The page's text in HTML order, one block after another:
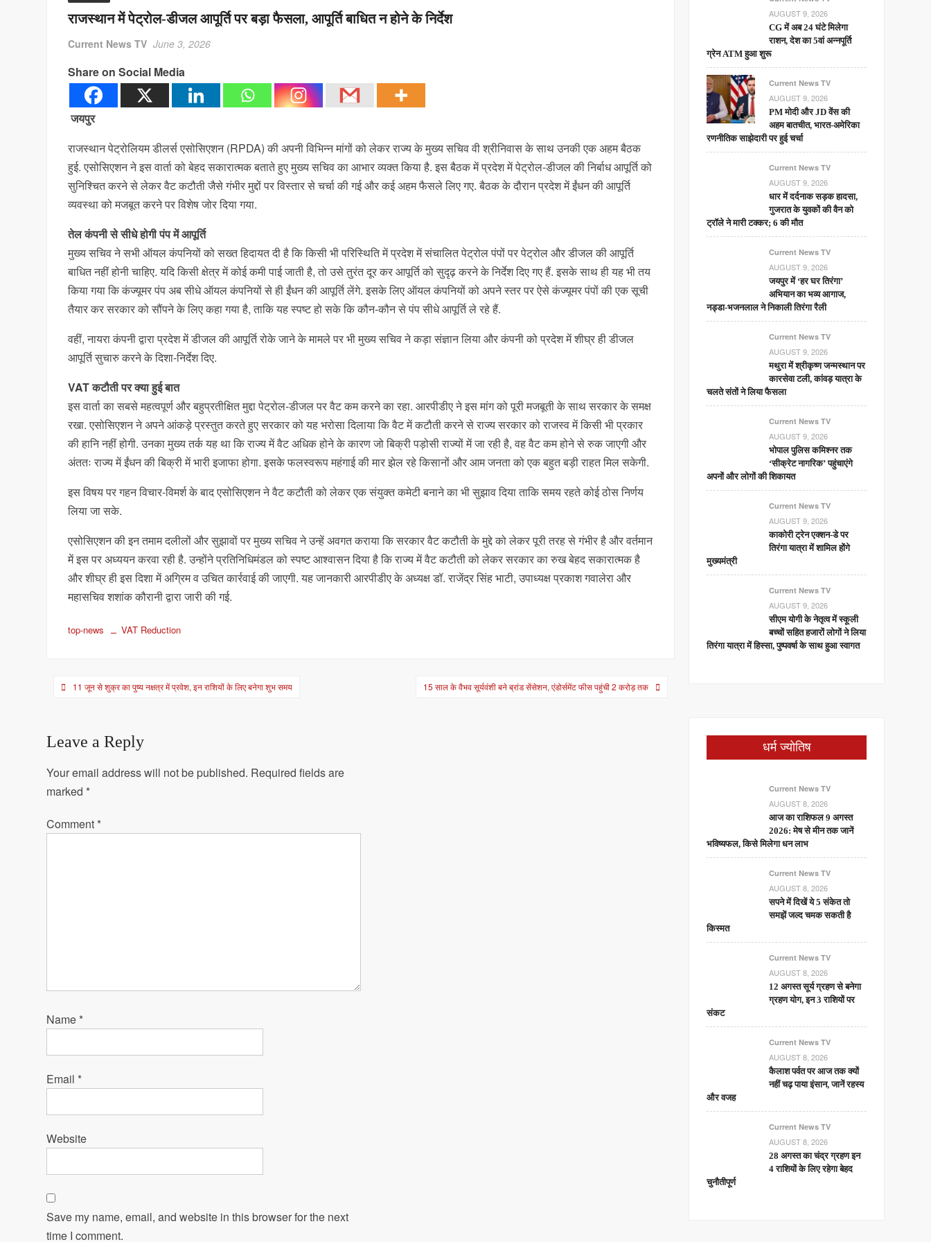
राजस्थान में पेट्रोल-डीजल आपूर्ति पर बड़ा फैसला, आपूर्ति बाधित न होने के निर्देश
Current News TV June 3, 2026
Share on Social Media
जयपुर
राजस्थान पेट्रोलियम डीलर्स एसोसिएशन (RPDA) की अपनी विभिन्न मांगों को लेकर राज्य के मुख्य सचिव वी श्रीनिवास के साथ उनकी एक अहम बैठक
हुई. एसोसिएशन ने इस वार्ता को बेहद सकारात्मक बताते हुए मुख्य सचिव का आभार व्यक्त किया है. इस बैठक में प्रदेश में पेट्रोल-डीजल की निर्बाध आपूर्ति को
सुनिश्चित करने से लेकर वैट कटौती जैसे गंभीर मुद्दों पर विस्तार से चर्चा की गई और कई अहम फैसले लिए गए. बैठक के दौरान प्रदेश में ईंधन की आपूर्ति
व्यवस्था को मजबूत करने पर विशेष जोर दिया गया.
तेल कंपनी से सीधे होगी पंप में आपूर्ति
मुख्य सचिव ने सभी ऑयल कंपनियों को सख्त हिदायत दी है कि किसी भी परिस्थिति में प्रदेश में संचालित पेट्रोल पंपों पर पेट्रोल और डीजल की आपूर्ति
बाधित नहीं होनी चाहिए. यदि किसी क्षेत्र में कोई कमी पाई जाती है, तो उसे तुरंत दूर कर आपूर्ति को सुदृढ़ करने के निर्देश दिए गए हैं. इसके साथ ही यह भी तय
किया गया कि कंज्यूमर पंप अब सीधे ऑयल कंपनियों से ही ईंधन की आपूर्ति लेंगे. इसके लिए ऑयल कंपनियों को अपने स्तर पर ऐसे कंज्यूमर पंपों की एक सूची
तैयार कर सरकार को सौंपने के लिए कहा गया है, ताकि यह स्पष्ट हो सके कि कौन-कौन से पंप सीधे आपूर्ति ले रहे हैं.
वहीं, नायरा कंपनी द्वारा प्रदेश में डीजल की आपूर्ति रोके जाने के मामले पर भी मुख्य सचिव ने कड़ा संज्ञान लिया और कंपनी को प्रदेश में शीघ्र ही डीजल
आपूर्ति सुचारु करने के दिशा-निर्देश दिए.
VAT कटौती पर क्या हुई बात
इस वार्ता का सबसे महत्वपूर्ण और बहुप्रतीक्षित मुद्दा पेट्रोल-डीजल पर वैट कम करने का रहा. आरपीडीए ने इस मांग को पूरी मजबूती के साथ सरकार के समक्ष
रखा. एसोसिएशन ने अपने आंकड़े प्रस्तुत करते हुए सरकार को यह भरोसा दिलाया कि वैट में कटौती करने से राज्य सरकार को राजस्व में किसी भी प्रकार
की हानि नहीं होगी. उनका मुख्य तर्क यह था कि राज्य में वैट अधिक होने के कारण जो बिक्री पड़ोसी राज्यों में जा रही है, वह वैट कम होने से रुक जाएगी और
अंततः राज्य में ईंधन की बिक्री में भारी इजाफा होगा. इसके फलस्वरूप महंगाई की मार झेल रहे किसानों और आम जनता को एक बहुत बड़ी राहत मिल सकेगी.
इस विषय पर गहन विचार-विमर्श के बाद एसोसिएशन ने वैट कटौती को लेकर एक संयुक्त कमेटी बनाने का भी सुझाव दिया ताकि समय रहते कोई ठोस निर्णय
लिया जा सके.
एसोसिएशन की इन तमाम दलीलों और सुझावों पर मुख्य सचिव ने उन्हें अवगत कराया कि सरकार वैट कटौती के मुद्दे को लेकर पूरी तरह से गंभीर है और वर्तमान
में इस पर अध्ययन करवा रही है. उन्होंने प्रतिनिधिमंडल को स्पष्ट आश्वासन दिया है कि राज्य में वैट कटौती को लेकर सरकार का रुख बेहद सकारात्मक है
और शीघ्र ही इस दिशा में अग्रिम व उचित कार्रवाई की जाएगी. यह जानकारी आरपीडीए के अध्यक्ष डॉ. राजेंद्र सिंह भाटी, उपाध्यक्ष प्रकाश गवालेरा और
महासचिव शशांक कौरानी द्वारा जारी की गई.
top-news VAT Reduction
Post11 जून से शुक्र का पुष्य नक्षत्र में प्रवेश, इन राशियों के लिए बनेगा शुभ समय 15 साल के वैभव सूर्यवंशी बने ब्रांड सेंसेशन, एंडोर्समेंट फीस पहुंची 2 करोड़ तक
Leave a Reply
Your email address will not be published. Required fields are
marked *
Comment *
Name *
Email *
Website
Save my name, email, and website in this browser for the next
time I comment.
AUGUST 9, 2026
CG में अब 24 घंटे मिलेगा
राशन, देश का 5वां अन्नपूर्ति
ग्रेन ATM हुआ शुरू
Current News TV
AUGUST 9, 2026
PM मोदी और JD वेंस की
अहम बातचीत, भारत-अमेरिका
रणनीतिक साझेदारी पर हुई चर्चा
Current News TV
AUGUST 9, 2026
धार में दर्दनाक सड़क हादसा,
गुजरात के युवकों की वैन को
ट्रॉले ने मारी टक्कर; 6 की मौत
Current News TV
AUGUST 9, 2026
जयपुर में ‘हर घर तिरंगा’
अभियान का भव्य आगाज,
नड्डा-भजनलाल ने निकाली तिरंगा रैली
Current News TV
AUGUST 9, 2026
मथुरा में श्रीकृष्ण जन्मस्थान पर
कारसेवा टली, कांवड़ यात्रा के
चलते संतों ने लिया फैसला
Current News TV
AUGUST 9, 2026
भोपाल पुलिस कमिश्नर तक
‘सीक्रेट नागरिक’ पहुंचाएंगे
अपनों और लोगों की शिकायत
Current News TV
AUGUST 9, 2026
काकोरी ट्रेन एक्शन-डे पर
तिरंगा यात्रा में शामिल होंगे
मुख्यमंत्री
Current News TV
AUGUST 9, 2026
सीएम योगी के नेतृत्व में स्कूली
बच्चों सहित हजारों लोगों ने लिया
तिरंगा यात्रा में हिस्सा, पुष्पवर्षा के साथ हुआ स्वागत
धर्म ज्योतिष
Current News TV
AUGUST 8, 2026
आज का राशिफल 9 अगस्त
2026: मेष से मीन तक जानें
भविष्यफल, किसे मिलेगा धन लाभ
Current News TV
AUGUST 8, 2026
सपने में दिखें ये 5 संकेत तो
समझें जल्द चमक सकती है
किस्मत
Current News TV
AUGUST 8, 2026
12 अगस्त सूर्य ग्रहण से बनेगा
ग्रहण योग, इन 3 राशियों पर
संकट
Current News TV
AUGUST 8, 2026
कैलाश पर्वत पर आज तक क्यों
नहीं चढ़ पाया इंसान, जानें रहस्य
और वजह
Current News TV
AUGUST 8, 2026
28 अगस्त का चंद्र ग्रहण इन
4 राशियों के लिए रहेगा बेहद
चुनौतीपूर्ण